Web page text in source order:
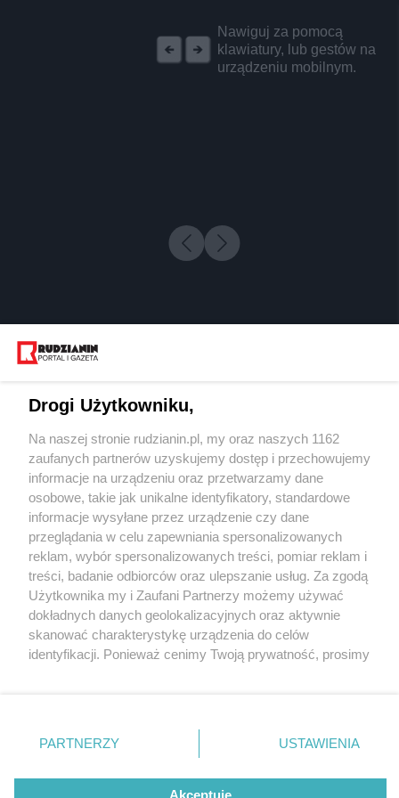
Nawiguj za pomocą
klawiatury, lub gestów na
urządzeniu mobilnym.
1 / 0
Wydawca mediów
Nie zapomnij
zapoznać się z:
polityką prywatności regulamin korzystania z portali
Twojemiasto
Piekary Śląskie
Chorzów
Tarnowskie Góry
Gliwice
Skontakuj sięz nami
Kontakt
Wydawca
Redakcja
Drogi Użytkowniku,
Na naszej stronie rudzianin.pl, my oraz naszych 1162
zaufanych partnerów uzyskujemy dostęp i przechowujemy
informacje na urządzeniu oraz przetwarzamy dane
osobowe, takie jak unikalne identyfikatory, standardowe
informacje wysyłane przez urządzenie czy dane
przeglądania w celu zapewniania spersonalizowanych
reklam, wybór spersonalizowanych treści, pomiar reklam i
treści, badanie odbiorców oraz ulepszanie usług. Za zgodą
Użytkownika my i Zaufani Partnerzy możemy używać
dokładnych danych geolokalizacyjnych oraz aktywnie
skanować charakterystykę urządzenia do celów
identyfikacji. Ponieważ cenimy Twoją prywatność, prosimy
prywatności znajdujący się w lewym dolnym rogu strony
. Niektóre rodzaje przetwarzania danych nie wymagają
zgody użytkownika, ale masz prawo sprzeciwić się
takiemu przetwarzaniu. Preferencje będą miały
PARTNERZY USTAWIENIA
Akceptuję